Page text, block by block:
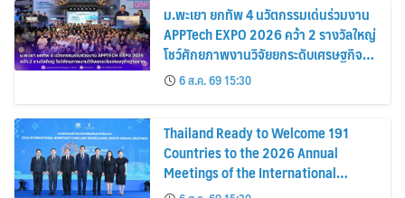
ม.พะเยา ยกทัพ 4 นวัตกรรมเด่นร่วมงาน
APPTech EXPO 2026 คว้า 2 รางวัลใหญ่
โชว์ศักยภาพงานวิจัยยกระดับเศรษฐกิจ
ฐานราก
6 ส.ค. 69 15:30
Thailand Ready to Welcome 191
Countries to the 2026 Annual
Meetings of the International
Monetary Fund and the World Bank